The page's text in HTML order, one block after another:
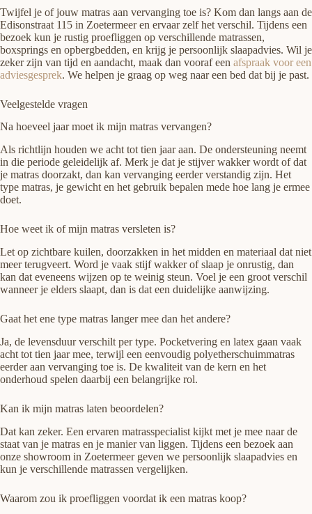
Twijfel je of jouw matras aan vervanging toe is? Kom dan langs aan de
Edisonstraat 115 in Zoetermeer en ervaar zelf het verschil. Tijdens een
bezoek kun je rustig proefliggen op verschillende matrassen,
boxsprings en opbergbedden, en krijg je persoonlijk slaapadvies. Wil je
zeker zijn van tijd en aandacht, maak dan vooraf een afspraak voor een
adviesgesprek. We helpen je graag op weg naar een bed dat bij je past.
Veelgestelde vragen
Na hoeveel jaar moet ik mijn matras vervangen?
Als richtlijn houden we acht tot tien jaar aan. De ondersteuning neemt
in die periode geleidelijk af. Merk je dat je stijver wakker wordt of dat
je matras doorzakt, dan kan vervanging eerder verstandig zijn. Het
type matras, je gewicht en het gebruik bepalen mede hoe lang je ermee
doet.
Hoe weet ik of mijn matras versleten is?
Let op zichtbare kuilen, doorzakken in het midden en materiaal dat niet
meer terugveert. Word je vaak stijf wakker of slaap je onrustig, dan
kan dat eveneens wijzen op te weinig steun. Voel je een groot verschil
wanneer je elders slaapt, dan is dat een duidelijke aanwijzing.
Gaat het ene type matras langer mee dan het andere?
Ja, de levensduur verschilt per type. Pocketvering en latex gaan vaak
acht tot tien jaar mee, terwijl een eenvoudig polyetherschuimmatras
eerder aan vervanging toe is. De kwaliteit van de kern en het
onderhoud spelen daarbij een belangrijke rol.
Kan ik mijn matras laten beoordelen?
Dat kan zeker. Een ervaren matrasspecialist kijkt met je mee naar de
staat van je matras en je manier van liggen. Tijdens een bezoek aan
onze showroom in Zoetermeer geven we persoonlijk slaapadvies en
kun je verschillende matrassen vergelijken.
Waarom zou ik proefliggen voordat ik een matras koop?